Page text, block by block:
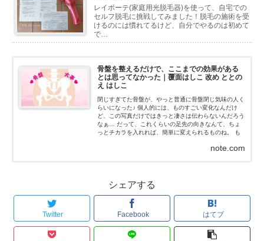
レイボーテ(家庭用光脱毛器)を使って、自宅での
セルフ脱毛に挑戦してみました！脱毛の施術を受
けるのには慣れてるけど、自分でやるのは初めて
で…
骨盤を整えるだけで、ここまでの効果がある
とは思ってなかった｜覆面はしこ 改め ととの
え はしこ
閉じすぎてた骨盤が、やっと普通に骨盤閉じ気味の人く
らいになった♪ 個人的には、ものすごい変化なんだけ
ど、この写真だけではきっと凄さは伝わらないんだろう
なぁ… だって、これくらいの足先の向きなんて、ちょ
っとチカラを入れれば、簡単に変えられるものね。 も
note.com
シェアする
Twitter Facebook はてブ